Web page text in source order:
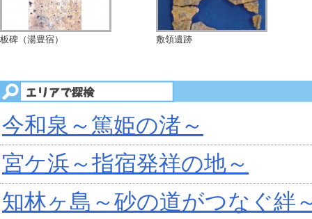
板碑（湯豊宿）
敷領遺跡
今和泉～篤姫の渚～
宮ケ浜～指宿発祥の地～
知林ヶ島～砂の道がつなぐ絆